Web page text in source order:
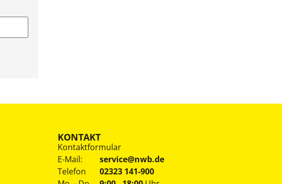
KONTAKT
Kontaktformular
E-Mail:
service@nwb.de
Telefon
02323 141-900